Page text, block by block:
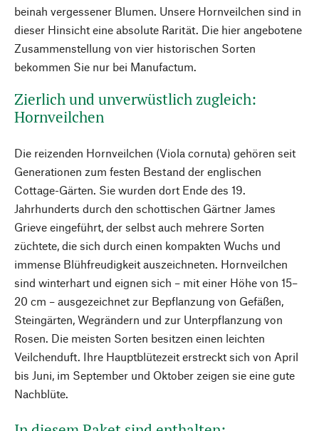
beinah vergessener Blumen. Unsere Hornveilchen sind in
dieser Hinsicht eine absolute Rarität. Die hier angebotene
Zusammenstellung von vier historischen Sorten
bekommen Sie nur bei Manufactum.
Zierlich und unverwüstlich zugleich:
Hornveilchen
Die reizenden Hornveilchen (Viola cornuta) gehören seit
Generationen zum festen Bestand der englischen
Cottage-Gärten. Sie wurden dort Ende des 19.
Jahrhunderts durch den schottischen Gärtner James
Grieve eingeführt, der selbst auch mehrere Sorten
züchtete, die sich durch einen kompakten Wuchs und
immense Blühfreudigkeit auszeichneten. Hornveilchen
sind winterhart und eignen sich – mit einer Höhe von 15–
20 cm – ausgezeichnet zur Bepflanzung von Gefäßen,
Steingärten, Wegrändern und zur Unterpflanzung von
Rosen. Die meisten Sorten besitzen einen leichten
Veilchenduft. Ihre Hauptblütezeit erstreckt sich von April
bis Juni, im September und Oktober zeigen sie eine gute
Nachblüte.